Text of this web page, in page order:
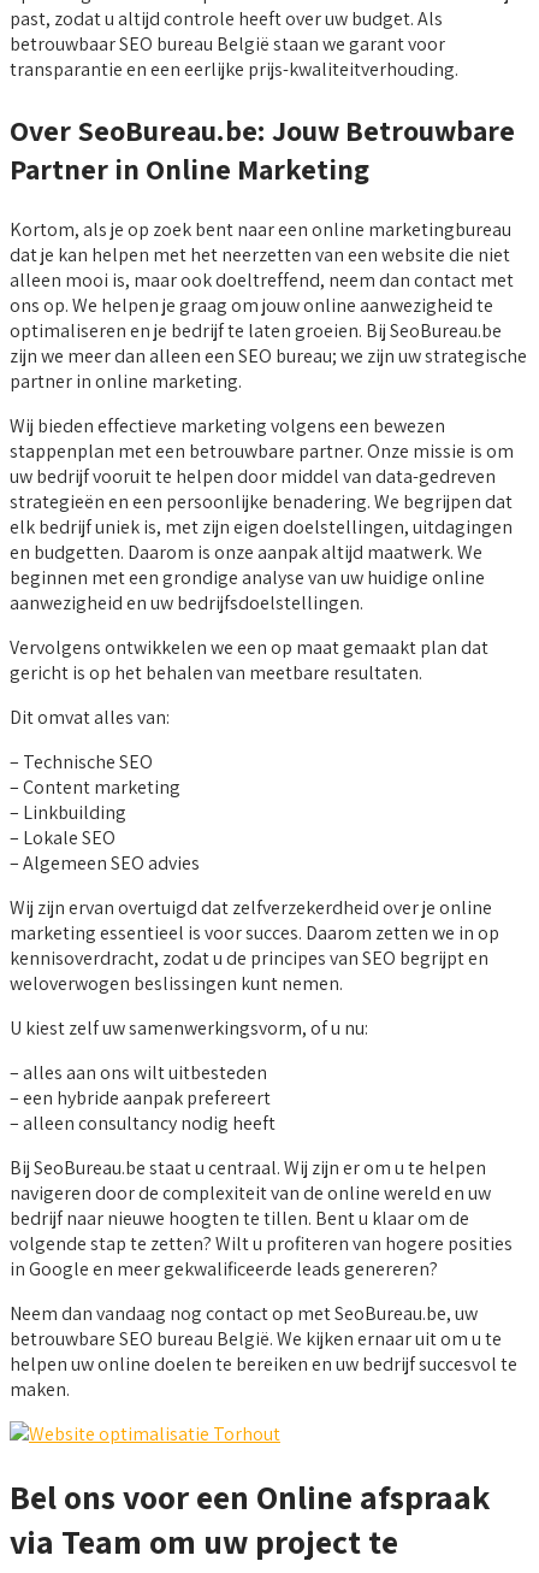
past, zodat u altijd controle heeft over uw budget. Als
betrouwbaar SEO bureau België staan we garant voor
transparantie en een eerlijke prijs-kwaliteitverhouding.
Over SeoBureau.be: Jouw Betrouwbare
Partner in Online Marketing
Kortom, als je op zoek bent naar een online marketingbureau
dat je kan helpen met het neerzetten van een website die niet
alleen mooi is, maar ook doeltreffend, neem dan contact met
ons op. We helpen je graag om jouw online aanwezigheid te
optimaliseren en je bedrijf te laten groeien. Bij SeoBureau.be
zijn we meer dan alleen een SEO bureau; we zijn uw strategische
partner in online marketing.
Wij bieden effectieve marketing volgens een bewezen
stappenplan met een betrouwbare partner. Onze missie is om
uw bedrijf vooruit te helpen door middel van data-gedreven
strategieën en een persoonlijke benadering. We begrijpen dat
elk bedrijf uniek is, met zijn eigen doelstellingen, uitdagingen
en budgetten. Daarom is onze aanpak altijd maatwerk. We
beginnen met een grondige analyse van uw huidige online
aanwezigheid en uw bedrijfsdoelstellingen.
Vervolgens ontwikkelen we een op maat gemaakt plan dat
gericht is op het behalen van meetbare resultaten.
Dit omvat alles van:
– Technische SEO
– Content marketing
– Linkbuilding
– Lokale SEO
– Algemeen SEO advies
Wij zijn ervan overtuigd dat zelfverzekerdheid over je online
marketing essentieel is voor succes. Daarom zetten we in op
kennisoverdracht, zodat u de principes van SEO begrijpt en
weloverwogen beslissingen kunt nemen.
U kiest zelf uw samenwerkingsvorm, of u nu:
– alles aan ons wilt uitbesteden
– een hybride aanpak prefereert
– alleen consultancy nodig heeft
Bij SeoBureau.be staat u centraal. Wij zijn er om u te helpen
navigeren door de complexiteit van de online wereld en uw
bedrijf naar nieuwe hoogten te tillen. Bent u klaar om de
volgende stap te zetten? Wilt u profiteren van hogere posities
in Google en meer gekwalificeerde leads genereren?
Neem dan vandaag nog contact op met SeoBureau.be, uw
betrouwbare SEO bureau België. We kijken ernaar uit om u te
helpen uw online doelen te bereiken en uw bedrijf succesvol te
maken.
Bel ons voor een Online afspraak
via Team om uw project te